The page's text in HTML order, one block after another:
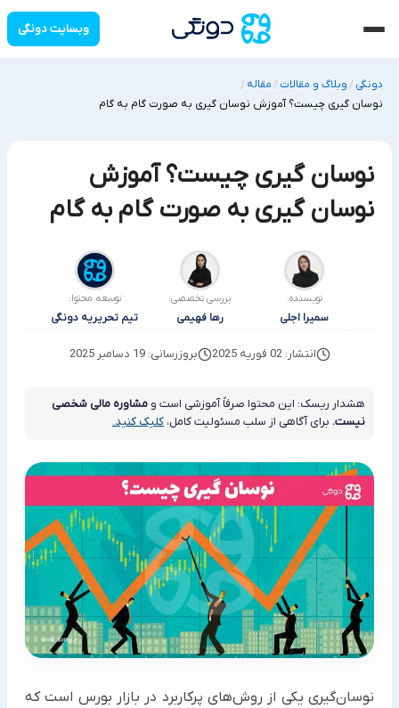
وبسایت دونگی
دونگی /وبلاگ و مقالات /مقاله /
نوسان گیری چیست؟ آموزش نوسان گیری به صورت گام به گام
نوسان گیری چیست؟ آموزش
نوسان گیری به صورت گام به گام
نویسنده:
سمیرا اجلی
بررسی تخصصی:
رها فهیمی
توسعه محتوا:
تیم تحریریه دونگی
انتشار: 02 فوریه 2025 بروزرسانی: 19 دسامبر 2025
هشدار ریسک: این محتوا صرفاً آموزشی است و مشاوره مالی شخصی
نیست. برای آگاهی از سلب مسئولیت کامل، کلیک کنید.
نوسان‌گیری یکی از روش‌های پرکاربرد در بازار بورس است که